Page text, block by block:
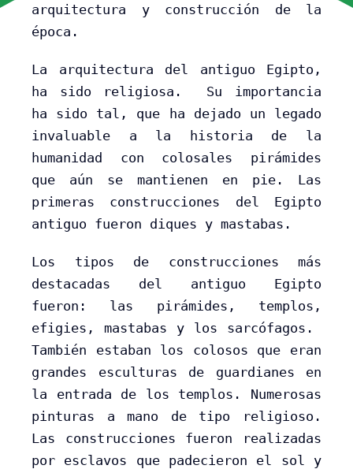
arquitectura y construcción de la
época.
La arquitectura del antiguo Egipto,
ha sido religiosa. Su importancia
ha sido tal, que ha dejado un legado
invaluable a la historia de la
humanidad con colosales pirámides
que aún se mantienen en pie. Las
primeras construcciones del Egipto
antiguo fueron diques y mastabas.
Los tipos de construcciones más
destacadas del antiguo Egipto
fueron: las pirámides, templos,
efigies, mastabas y los sarcófagos.
También estaban los colosos que eran
grandes esculturas de guardianes en
la entrada de los templos. Numerosas
pinturas a mano de tipo religioso.
Las construcciones fueron realizadas
por esclavos que padecieron el sol y